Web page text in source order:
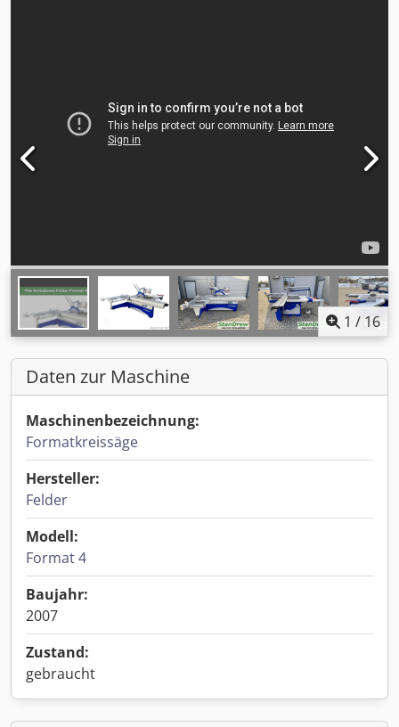
1 / 16
Daten zur Maschine
Maschinenbezeichnung:
Formatkreissäge
Hersteller:
Felder
Modell:
Format 4
Baujahr:
2007
Zustand:
gebraucht